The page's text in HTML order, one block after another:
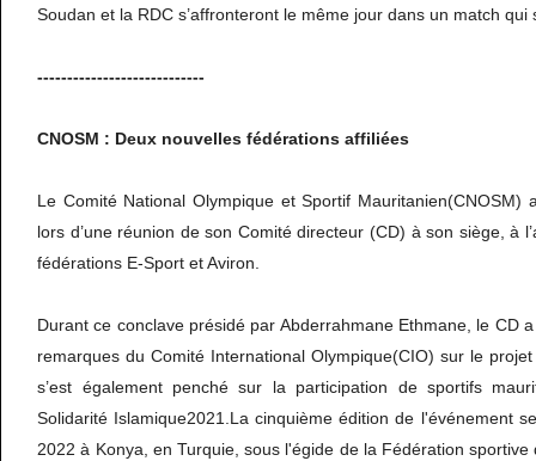
Soudan et la RDC s’affronteront le même jour dans un match qui
----------------------------
CNOSM : Deux nouvelles fédérations affiliées
Le Comité National Olympique et Sportif Mauritanien(CNOSM)
lors d’une réunion de son Comité directeur (CD) à son siège, à
fédérations E-Sport et Aviron.
Durant ce conclave présidé par Abderrahmane Ethmane, le CD
remarques du Comité International Olympique(CIO) sur le
s’est également penché sur la participation de sportifs
Solidarité Islamique2021.La cinquième édition de l'événement
2022 à Konya, en Turquie, sous l'égide de la Fédération